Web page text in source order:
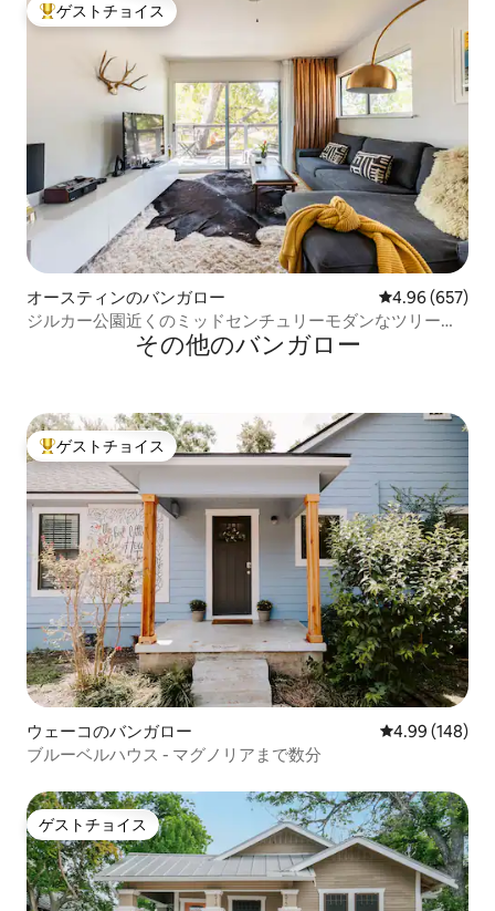
大好評のゲストチョイスです。
ゲストチョイス
オースティンのバンガロー レビュー657
4.96 (657)
ジルカー公園近くのミッドセンチュリーモダンなツリーハ
その他のバンガロー
大好評のゲストチョイスです。
ゲストチョイス
ウェーコのバンガロー レビュー148
4.99 (148)
ブルーベルハウス - マグノリアまで数分
ゲストチョイス
ゲストチョイス